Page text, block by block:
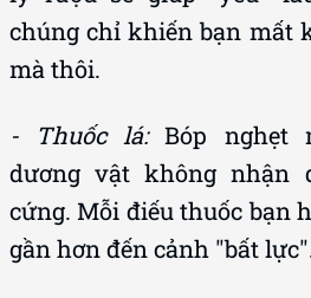
mà thôi.
- Thuốc lá:
dương vật không nhận
cứng. Mỗi điếu thuốc bạn
gần hơn đến cảnh "bất lực".